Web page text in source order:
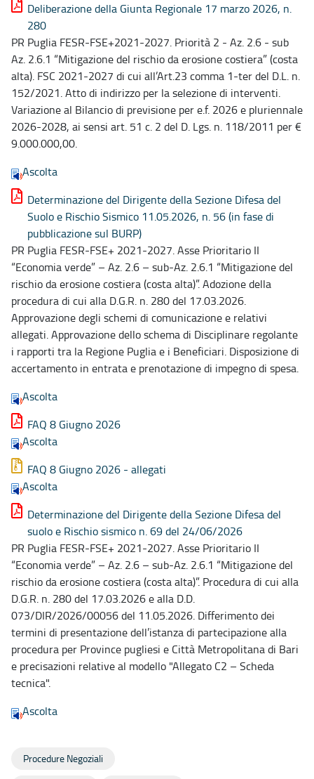
Deliberazione della Giunta Regionale 17 marzo 2026, n.
280
PR Puglia FESR-FSE+2021-2027. Priorità 2 - Az. 2.6 - sub
Az. 2.6.1 “Mitigazione del rischio da erosione costiera” (costa
alta). FSC 2021-2027 di cui all’Art.23 comma 1-ter del D.L. n.
152/2021. Atto di indirizzo per la selezione di interventi.
Variazione al Bilancio di previsione per e.f. 2026 e pluriennale
2026-2028, ai sensi art. 51 c. 2 del D. Lgs. n. 118/2011 per €
9.000.000,00.
Ascolta
Determinazione del Dirigente della Sezione Difesa del
Suolo e Rischio Sismico 11.05.2026, n. 56 (in fase di
pubblicazione sul BURP)
PR Puglia FESR-FSE+ 2021-2027. Asse Prioritario II
“Economia verde” – Az. 2.6 – sub-Az. 2.6.1 “Mitigazione del
rischio da erosione costiera (costa alta)”. Adozione della
procedura di cui alla D.G.R. n. 280 del 17.03.2026.
Approvazione degli schemi di comunicazione e relativi
allegati. Approvazione dello schema di Disciplinare regolante
i rapporti tra la Regione Puglia e i Beneficiari. Disposizione di
accertamento in entrata e prenotazione di impegno di spesa.
Ascolta
FAQ 8 Giugno 2026
Ascolta
FAQ 8 Giugno 2026 - allegati
Ascolta
Determinazione del Dirigente della Sezione Difesa del
suolo e Rischio sismico n. 69 del 24/06/2026
PR Puglia FESR-FSE+ 2021-2027. Asse Prioritario II
“Economia verde” – Az. 2.6 – sub-Az. 2.6.1 “Mitigazione del
rischio da erosione costiera (costa alta)”. Procedura di cui alla
D.G.R. n. 280 del 17.03.2026 e alla D.D.
073/DIR/2026/00056 del 11.05.2026. Differimento dei
termini di presentazione dell’istanza di partecipazione alla
procedura per Province pugliesi e Città Metropolitana di Bari
e precisazioni relative al modello "Allegato C2 – Scheda
tecnica".
Ascolta
Procedure Negoziali